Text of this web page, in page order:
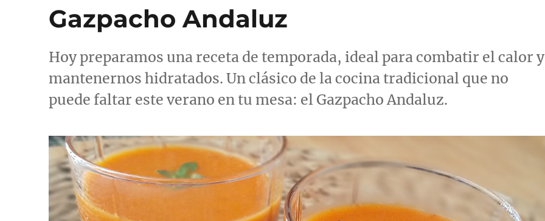
Gazpacho Andaluz
Hoy preparamos una receta de temporada, ideal para combatir el calor y
mantenernos hidratados. Un clásico de la cocina tradicional que no
puede faltar este verano en tu mesa: el Gazpacho Andaluz.